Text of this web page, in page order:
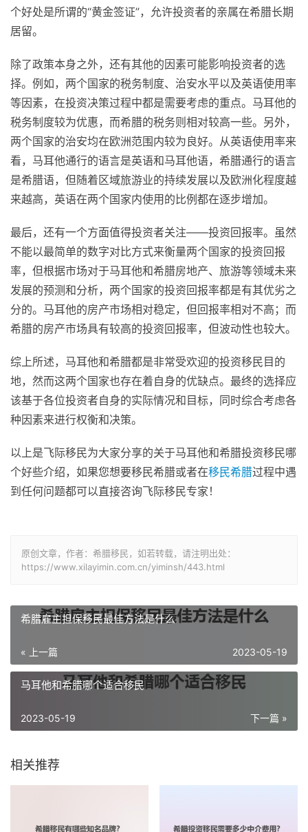
个好处是所谓的“黄金签证”，允许投资者的亲属在希腊长期
居留。
除了政策本身之外，还有其他的因素可能影响投资者的选
择。例如，两个国家的税务制度、治安水平以及英语使用率
等因素，在投资决策过程中都是需要考虑的重点。马耳他的
税务制度较为优惠，而希腊的税务则相对较高一些。另外，
两个国家的治安均在欧洲范围内较为良好。从英语使用率来
看，马耳他通行的语言是英语和马耳他语，希腊通行的语言
是希腊语，但随着区域旅游业的持续发展以及欧洲化程度越
来越高，英语在两个国家内使用的比例都在逐步增加。
最后，还有一个方面值得投资者关注——投资回报率。虽然
不能以最简单的数字对比方式来衡量两个国家的投资回报
率，但根据市场对于马耳他和希腊房地产、旅游等领域未来
发展的预测和分析，两个国家的投资回报率都是有其优劣之
分的。马耳他的房产市场相对稳定，但回报率相对不高；而
希腊的房产市场具有较高的投资回报率，但波动性也较大。
综上所述，马耳他和希腊都是非常受欢迎的投资移民目的
地，然而这两个国家也存在着自身的优缺点。最终的选择应
该基于各位投资者自身的实际情况和目标，同时综合考虑各
种因素来进行权衡和决策。
以上是飞际移民为大家分享的关于马耳他和希腊投资移民哪
个好些介绍，如果您想要移民希腊或者在移民希腊过程中遇
到任何问题都可以直接咨询飞际移民专家！
原创文章，作者：希腊移民，如若转载，请注明出处：
https://www.xilayimin.com.cn/yiminsh/443.html
希腊雇主担保移民最佳方法是什么
« 上一篇 2023-05-19
马耳他和希腊哪个适合移民
下一篇 »
2023-05-19
相关推荐